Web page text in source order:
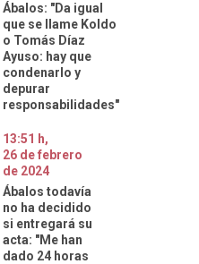
Ábalos: "Da igual
que se llame Koldo
o Tomás Díaz
Ayuso: hay que
condenarlo y
depurar
responsabilidades"
13:51 h,
26 defebrero
de 2024
Ábalos todavía
no ha decidido
si entregará su
acta: "Me han
dado 24 horas